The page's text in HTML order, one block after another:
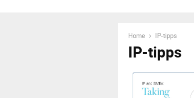
Home IP-tipps
IP-tipps